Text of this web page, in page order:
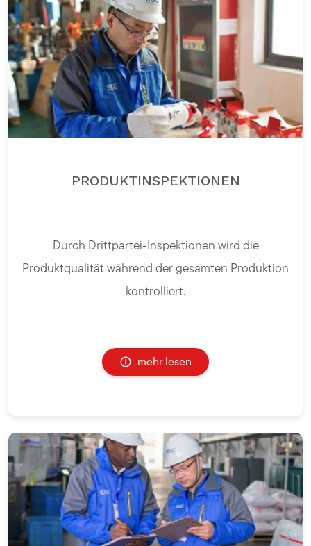
PRODUKTINSPEKTIONEN
Durch Drittpartei-Inspektionen wird die
Produktqualität während der gesamten Produktion
kontrolliert.
mehr lesen